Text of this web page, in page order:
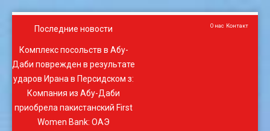
Последние новости
Комплекс посольств в Абу-
Даби поврежден в результате
ударов Ирана в Персидском з:
Компания из Абу-Даби
приобрела пакистанский First
Women Bank: ОАЭ
О нас Контакт